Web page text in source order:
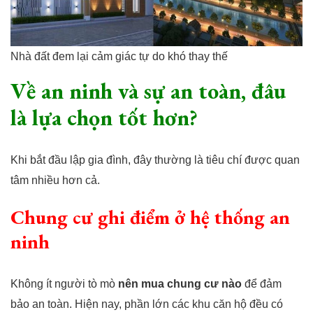
Nhà đất đem lại cảm giác tự do khó thay thế
Về an ninh và sự an toàn, đâu
là lựa chọn tốt hơn?
Khi bắt đầu lập gia đình, đây thường là tiêu chí được quan
tâm nhiều hơn cả.
Chung cư ghi điểm ở hệ thống an
ninh
Không ít người tò mò nên mua chung cư nào để đảm
bảo an toàn. Hiện nay, phần lớn các khu căn hộ đều có